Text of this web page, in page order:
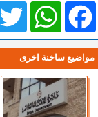
TwitterWhatsAppFacebook
مواضيع ساخنة اخرى